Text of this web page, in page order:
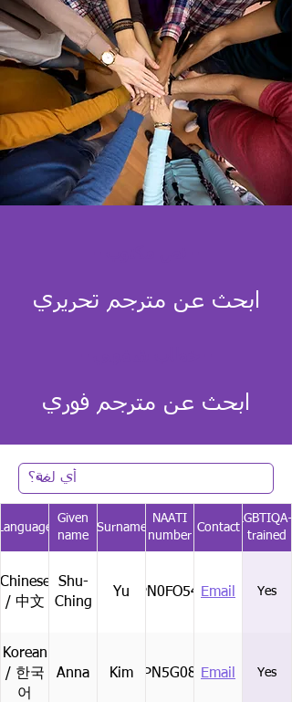
ابحث عن مترجم تحريري
ابحث عن مترجم فوري
Given
name
Surname
NAATI
number
Contact
LGBTIQA+
trained
Chinese
/ 中文
Shu-
Ching
Yu CPN0FO54MEmail Yes
Korean
/ 한국
어
Anna Kim CPN5G08HEmail Yes